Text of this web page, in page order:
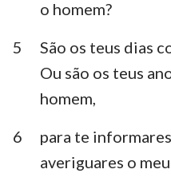
Miquéias
Habacuque
o homem?
5
São os teus dias
Ou são os teus
homem,
6
para te
averiguares o